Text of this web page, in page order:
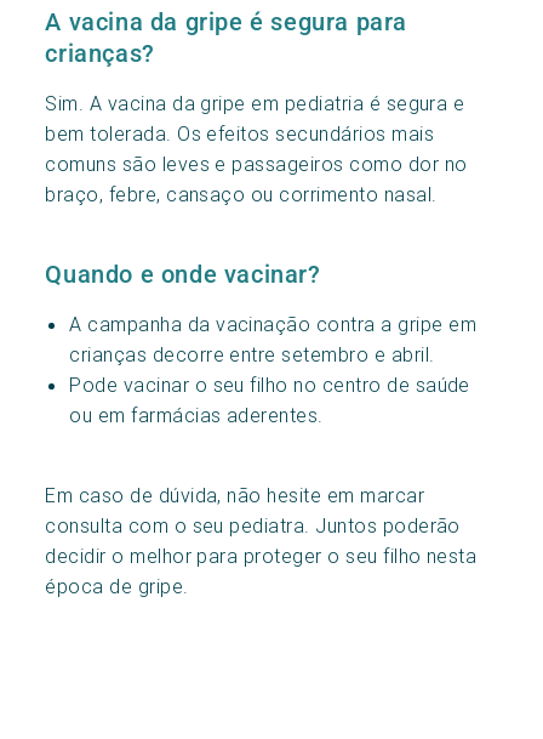
A vacina da gripe é segura para
crianças?
Sim. A vacina da gripe em pediatria é segura e
bem tolerada. Os efeitos secundários mais
comuns são leves e passageiros como dor no
braço, febre, cansaço ou corrimento nasal.
Quando e onde vacinar?
A campanha da vacinação contra a gripe em
crianças decorre entre setembro e abril.
Pode vacinar o seu filho no centro de saúde
ou em farmácias aderentes.
Em caso de dúvida, não hesite em marcar
consulta com o seu pediatra. Juntos poderão
decidir o melhor para proteger o seu filho nesta
época de gripe.